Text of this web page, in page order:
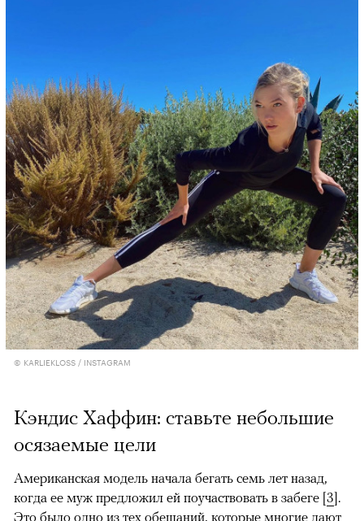
© KARLIEKLOSS / INSTAGRAM
Кэндис Хаффин: ставьте небольшие
осязаемые цели
Американская модель начала бегать семь лет назад,
когда ее муж предложил ей поучаствовать в забеге [3].
Это было одно из тех обещаний, которые многие дают